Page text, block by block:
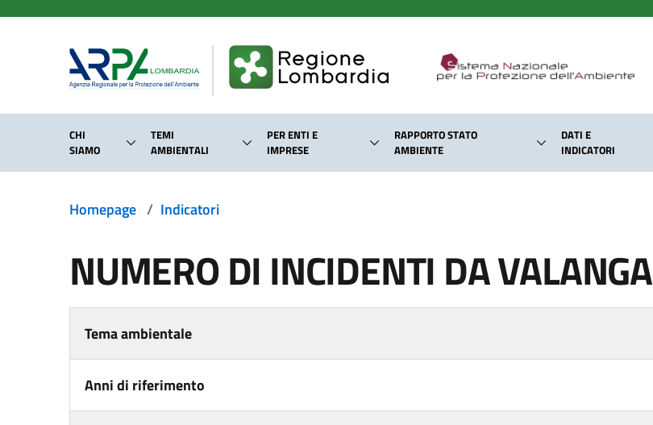
CHI
SIAMO
TEMI
AMBIENTALI
PER ENTI E
IMPRESE
RAPPORTO STATO
AMBIENTE
DATI E
INDICATORI
Homepage / Indicatori
NUMERO DI INCIDENTI DA VALANGA
Tema ambientale
Anni di riferimento